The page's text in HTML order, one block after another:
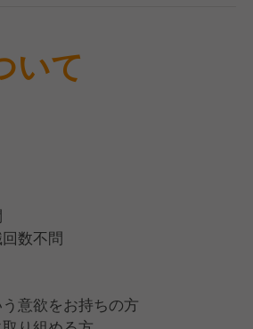
いて
数不問
意欲をお持ちの方